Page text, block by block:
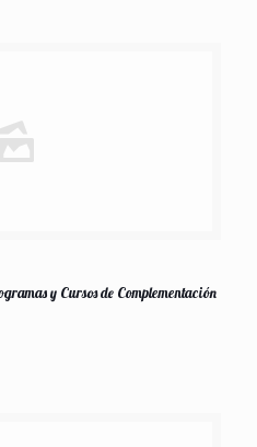
y Cursos de Complementación